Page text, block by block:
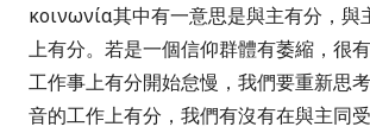
κοινωνία其中有一意思是與主有分，與
上有分。若是一個信仰群體有萎縮，很
工作事上有分開始怠慢，我們要重新思
音的工作上有分，我們有沒有在與主同受